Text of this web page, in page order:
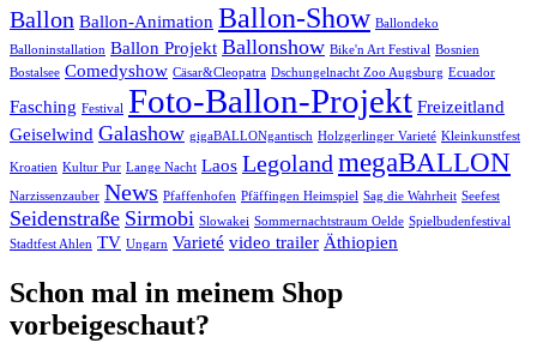
Ballon Ballon-Animation Ballon-Show Ballondeko
Balloninstallation Ballon Projekt Ballonshow Bike'n Art Festival Bosnien
Bostalsee Comedyshow Cäsar&Cleopatra Dschungelnacht Zoo Augsburg Ecuador
Fasching Festival Foto-Ballon-Projekt Freizeitland
Geiselwind Galashow gigaBALLONgantisch Holzgerlinger Varieté Kleinkunstfest
Kroatien Kultur Pur Lange Nacht Laos Legoland megaBALLON
Narzissenzauber News Pfaffenhofen Pfäffingen Heimspiel Sag die Wahrheit Seefest
Seidenstraße Sirmobi Slowakei Sommernachtstraum Oelde Spielbudenfestival
Stadtfest Ahlen TV Ungarn Varieté video trailer Äthiopien
Schon mal in meinem Shop
vorbeigeschaut?